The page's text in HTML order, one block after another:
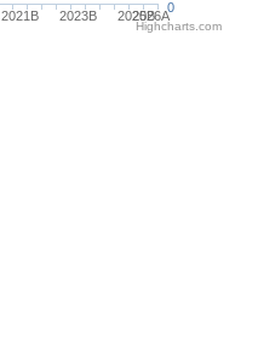
2021B 2023B 2025B
2026A
0
Highcharts.com